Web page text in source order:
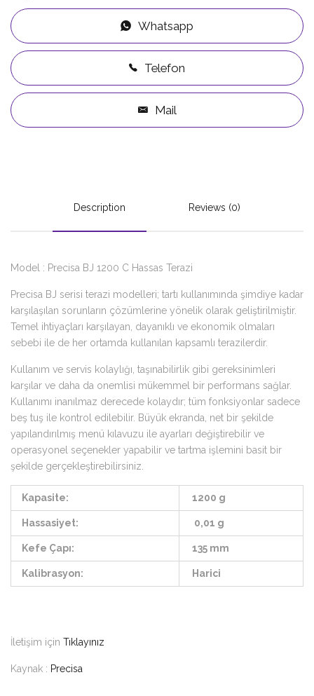
Whatsapp
Telefon
Mail
Description Reviews (0)
Model : Precisa BJ 1200 C Hassas Terazi
Precisa BJ serisi terazi modelleri; tartı kullanımında şimdiye kadar
karşılaşılan sorunların çözümlerine yönelik olarak geliştirilmiştir.
Temel ihtiyaçları karşılayan, dayanıklı ve ekonomik olmaları
sebebi ile de her ortamda kullanılan kapsamlı terazilerdir.
Kullanım ve servis kolaylığı, taşınabilirlik gibi gereksinimleri
karşılar ve daha da onemlisi mükemmel bir performans sağlar.
Kullanımı inanılmaz derecede kolaydır; tüm fonksiyonlar sadece
beş tuş ile kontrol edilebilir. Büyük ekranda, net bir şekilde
yapılandırılmış menü kılavuzu ile ayarları değiştirebilir ve
operasyonel seçenekler yapabilir ve tartma işlemini basit bir
şekilde gerçekleştirebilirsiniz.
Kapasite: 1200 g
Hassasiyet: 0,01 g
Kefe Çapı: 135 mm
Kalibrasyon: Harici
İletişim için Tıklayınız
Kaynak : Precisa